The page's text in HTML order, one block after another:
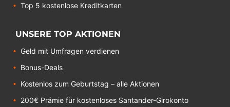
Top 5 kostenlose Kreditkarten
UNSERE TOP AKTIONEN
Geld mit Umfragen verdienen
Bonus-Deals
Kostenlos zum Geburtstag – alle Aktionen
200€ Prämie für kostenloses Santander-Girokonto